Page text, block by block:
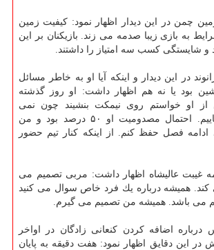
چمن در این دیدار اظهار نمود: كیفیت زمین
به بازی زیبا صدمه می زند. بازیكنان بر این
و شایستگی كسب سه امتیاز را داشتند.
در این دیدار و اینكه آیا او به خاطر مسائل
بود یا نه هم اظهار داشت: او روز گذشته
از او خواستم روی نیمكت بنشیند چون نمی
خواستیم ریسك نماییم. احتمال مصدومیت او ۵۰ درصد بود و من
ادامه فصل حفظ كنم. از اینكه كنار تیم حضور
غیبت عالیشاه اظهار داشت: مربی تصمیم می
همیشه درباره یك فرد خاص سوال می كنید
می باشد. همیشه من تصمیم می گیرم.
اضافه كردن كنعانی زادگان در اواخر
در این دقایق اظهار نمود: هفت دقیقه به پایان